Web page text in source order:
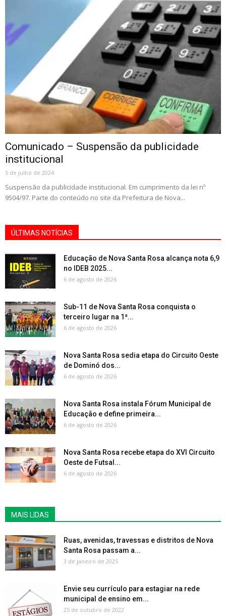
Comunicado – Suspensão da publicidade
institucional
5 de julho de 2024
Suspensão da publicidade institucional. Em cumprimento da lei nº
9504/97. Parte do conteúdo no site da Prefeitura de Nova...
ÚLTIMAS NOTÍCIAS
Educação de Nova Santa Rosa alcança nota 6,9
no IDEB 2025...
6 de agosto de 2026
Sub-11 de Nova Santa Rosa conquista o
terceiro lugar na 1ª...
6 de agosto de 2026
Nova Santa Rosa sedia etapa do Circuito Oeste
de Dominó dos...
6 de agosto de 2026
Nova Santa Rosa instala Fórum Municipal de
Educação e define primeira...
6 de agosto de 2026
Nova Santa Rosa recebe etapa do XVI Circuito
Oeste de Futsal...
6 de agosto de 2026
MAIS LIDAS
Ruas, avenidas, travessas e distritos de Nova
Santa Rosa passam a...
3 de janeiro de 2025
Envie seu currículo para estagiar na rede
municipal de ensino em...
25 de outubro de 2022